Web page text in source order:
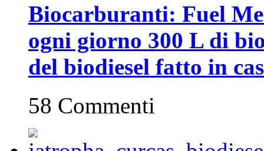
Biocarburanti: Fuel
ogni giorno 300 L di
del biodiesel fatto in
58 Commenti